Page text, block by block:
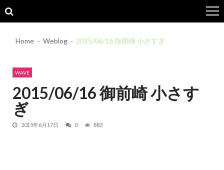
to
to
Home Weblog 2015/06/16 御前崎 小さすぎ
WAVE
2015/06/16 御前崎 小さす
ぎ
2015年6月17日 0 883